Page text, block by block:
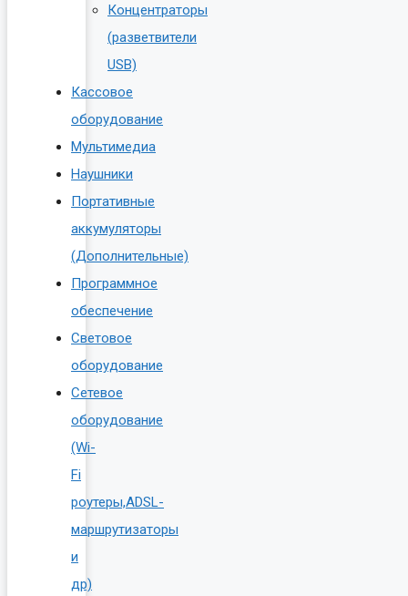
Концентраторы
(разветвители
USB)
Кассовое
оборудование
Мультимедиа
Наушники
Портативные
аккумуляторы
(Дополнительные)
Программное
обеспечение
Световое
оборудование
Сетевое
оборудование
(Wi-
Fi
роутеры,ADSL-
маршрутизаторы
и
др)